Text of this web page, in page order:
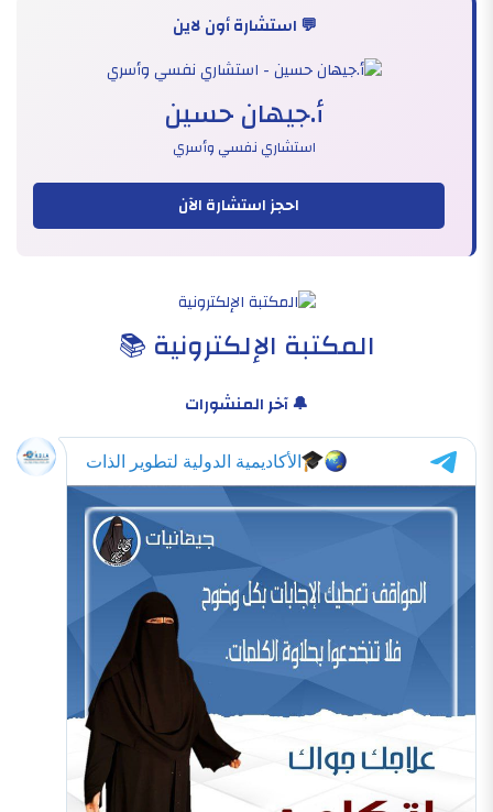
💬 استشارة أون لاين
أ.جيهان حسين
استشاري نفسي وأسري
احجز استشارة الآن
المكتبة الإلكترونية 📚
🔔 آخر المنشورات